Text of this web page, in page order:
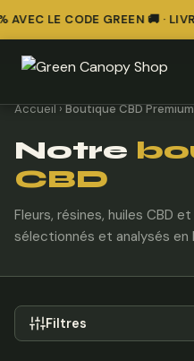
LE CODE GREEN 🚚 ·
Accueil›Boutique CBD
Notre
CBD
Fleurs, résines, huiles CBD
sélectionnés et analysés en
Filtres